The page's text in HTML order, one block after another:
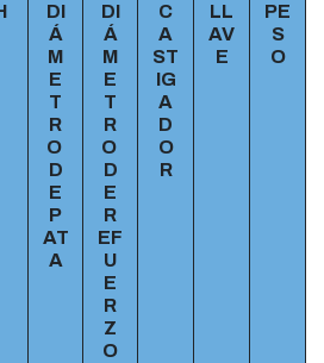
DI
Á
M
E
T
R
O
D
E
P
AT
A
DI
Á
M
E
T
R
O
D
E
R
EF
U
E
R
Z
O
C
A
ST
IG
A
D
O
R
LL
AV
E
PE
S
O